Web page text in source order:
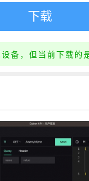
下载
设备，但当前下载